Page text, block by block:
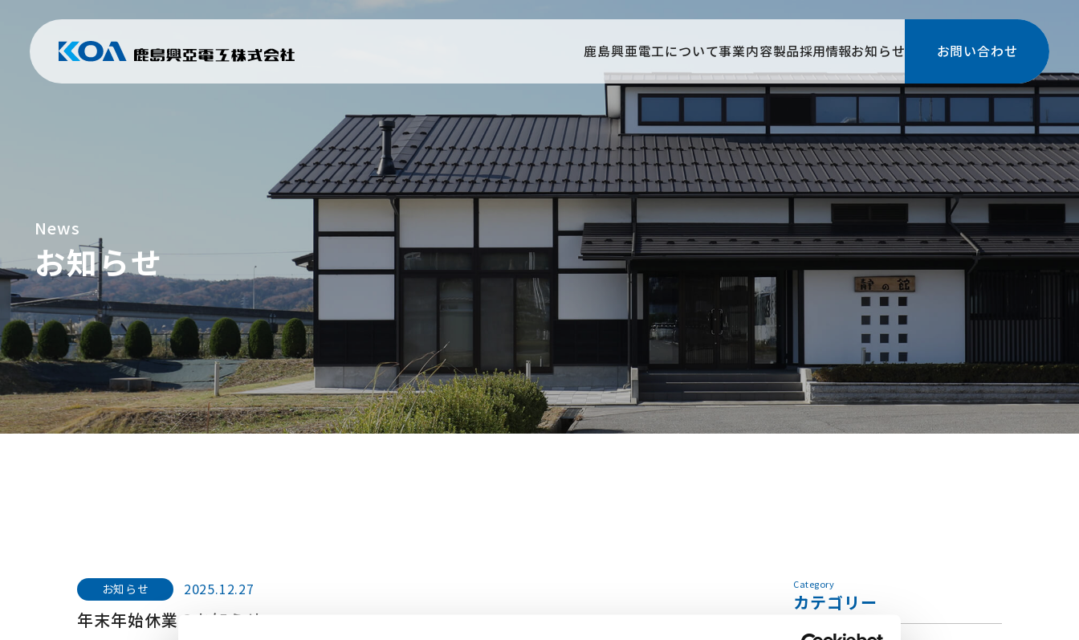
鹿島興亜電工について事業内容製品採用情報お知らせ お問い合わせ
News
お知らせ
お知らせ 2025.12.27
年末年始休業のお知らせ
Category
カテゴリー